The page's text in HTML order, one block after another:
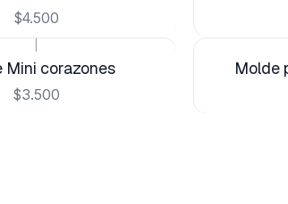
$4.500
Mini corazones
$3.500
Molde